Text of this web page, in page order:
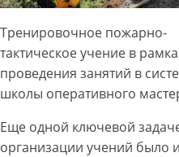
Тренировочное пожарно-
тактическое учение в
проведения занятий в
школы оперативного
Еще одной ключевой
организации учений было